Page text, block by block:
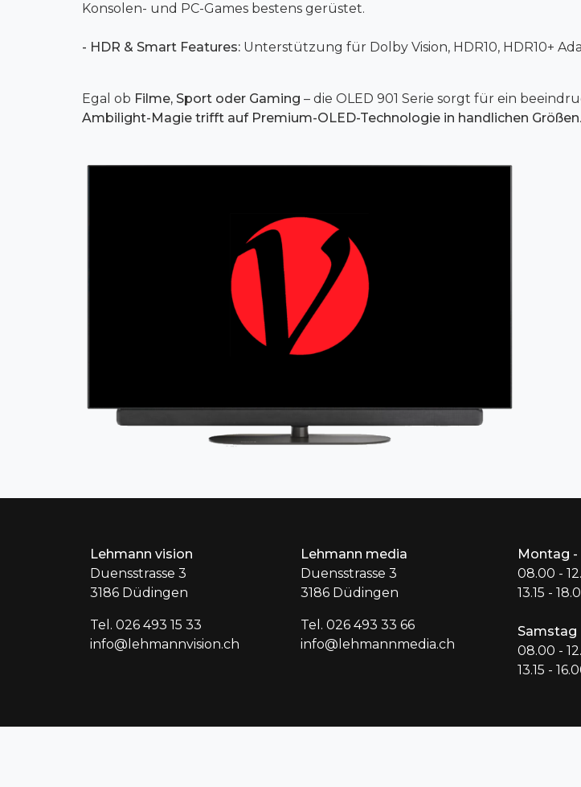
Konsolen- und PC-Games bestens gerüstet.
- HDR & Smart Features: Unterstützung für Dolby Vision, HDR10, HDR10+
Egal ob Filme, Sport oder Gaming – die OLED 901 Serie sorgt für ein
Ambilight-Magie trifft auf Premium-OLED-Technologie in handlichen Größen.
Lehmann vision
Duensstrasse 3
3186 Düdingen
Tel. 026 493 15 33
info@lehmannvision.ch
Lehmann media
Duensstrasse 3
3186 Düdingen
Tel. 026 493 33 66
info@lehmannmedia.ch
Montag -
08.00 -
13.15 -
Samstag
08.00 -
13.15 -